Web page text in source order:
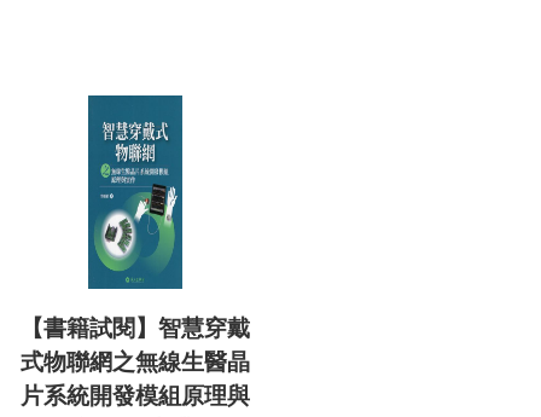
【書籍試閱】智慧穿戴
式物聯網之無線生醫晶
片系統開發模組原理與